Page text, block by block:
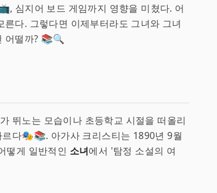
심지어 보드 게임까지 영향을 미쳤다. 어
다. 그렇다면 이제부터라도 그녀와 그녀
어떨까? 📚🔍
가 뛰노는 모습이나 초등학교 시절을 떠올리
르다🎭📚. 아가사 크리스티는 1890년 9월
떻게 일반적인 소녀에서 '탐정 소설의 여